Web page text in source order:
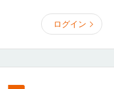
ログイン